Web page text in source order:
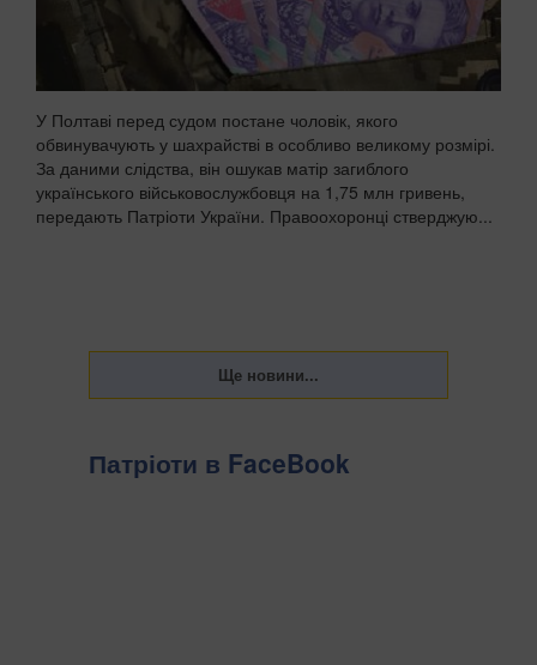
У Полтаві перед судом постане чоловік, якого
обвинувачують у шахрайстві в особливо великому розмірі.
За даними слідства, він ошукав матір загиблого
українського військовослужбовця на 1,75 млн гривень,
передають Патріоти України. Правоохоронці стверджую...
Патріоти в FaceBook